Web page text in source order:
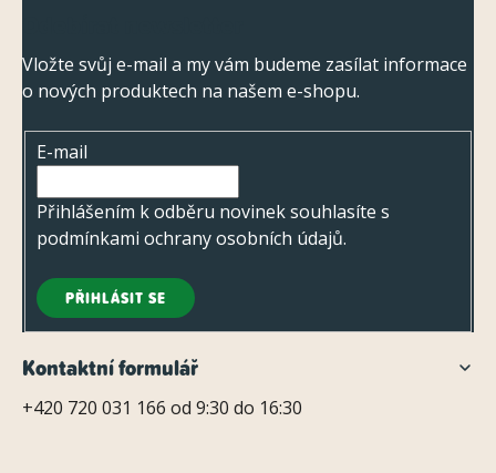
Vložte svůj e-mail a my vám budeme zasílat informace
o nových produktech na našem e-shopu.
E-mail
Přihlášením k odběru novinek souhlasíte s
podmínkami ochrany osobních údajů.
PŘIHLÁSIT SE
Kontaktní formulář
+420 720 031 166 od 9:30 do 16:30